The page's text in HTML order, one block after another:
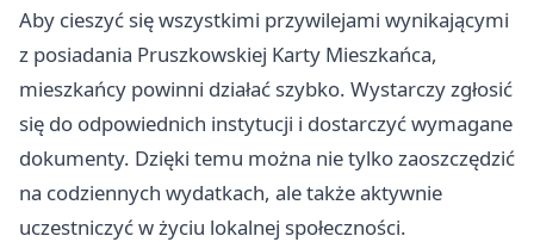
Aby cieszyć się wszystkimi przywilejami wynikającymi
z posiadania Pruszkowskiej Karty Mieszkańca,
mieszkańcy powinni działać szybko. Wystarczy zgłosić
się do odpowiednich instytucji i dostarczyć wymagane
dokumenty. Dzięki temu można nie tylko zaoszczędzić
na codziennych wydatkach, ale także aktywnie
uczestniczyć w życiu lokalnej społeczności.